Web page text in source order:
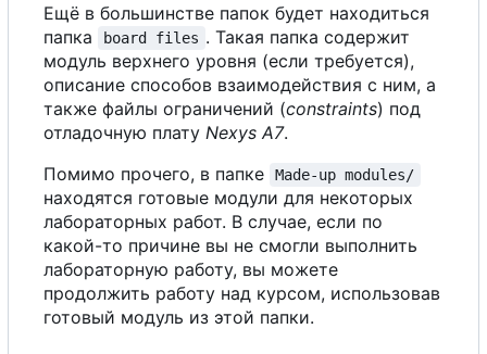
Ещё в большинстве папок будет находиться
папка
board files . Такая папка содержит
модуль верхнего уровня (если требуется),
описание способов взаимодействия с ним, а
также файлы ограничений (constraints) под
отладочную плату Nexys A7.
Помимо прочего, в папке
Made-up modules/
находятся готовые модули для некоторых
лабораторных работ. В случае, если по
какой-то причине вы не смогли выполнить
лабораторную работу, вы можете
продолжить работу над курсом, использовав
готовый модуль из этой папки.